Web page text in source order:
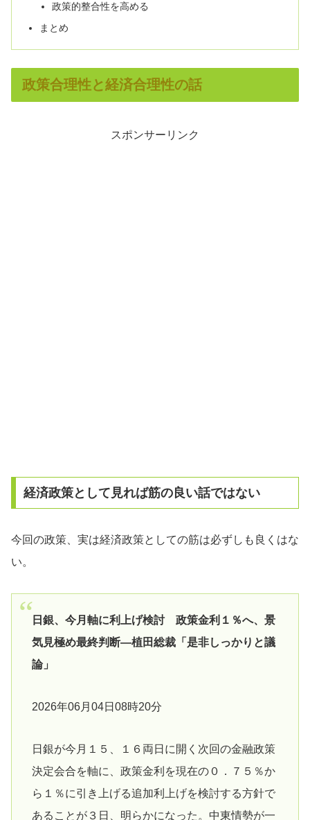
政策的整合性を高める
まとめ
政策合理性と経済合理性の話
スポンサーリンク
経済政策として見れば筋の良い話ではない
今回の政策、実は経済政策としての筋は必ずしも良くはな
い。
日銀、今月軸に利上げ検討 政策金利１％へ、景
気見極め最終判断―植田総裁「是非しっかりと議
論」
2026年06月04日08時20分
日銀が今月１５、１６両日に開く次回の金融政策
決定会合を軸に、政策金利を現在の０．７５％か
ら１％に引き上げる追加利上げを検討する方針で
あることが３日、明らかになった。中東情勢が一